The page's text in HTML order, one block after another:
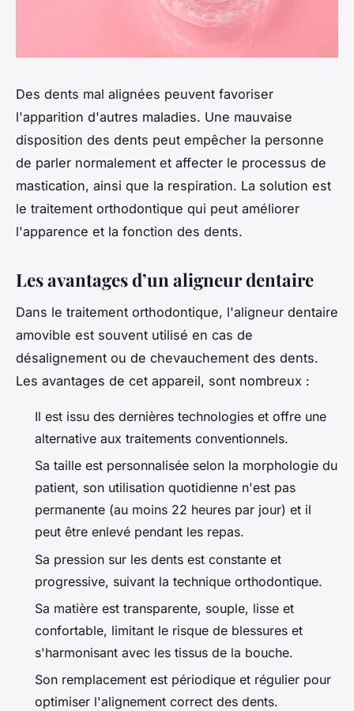
Des dents mal alignées peuvent favoriser
l'apparition d'autres maladies. Une mauvaise
disposition des dents peut empêcher la personne
de parler normalement et affecter le processus de
mastication, ainsi que la respiration. La solution est
le traitement orthodontique qui peut améliorer
l'apparence et la fonction des dents.
Les avantages d’un aligneur dentaire
Dans le traitement orthodontique, l'aligneur dentaire
amovible est souvent utilisé en cas de
désalignement ou de chevauchement des dents.
Les avantages de cet appareil, sont nombreux :
Il est issu des dernières technologies et offre une
alternative aux traitements conventionnels.
Sa taille est personnalisée selon la morphologie du
patient, son utilisation quotidienne n'est pas
permanente (au moins 22 heures par jour) et il
peut être enlevé pendant les repas.
Sa pression sur les dents est constante et
progressive, suivant la technique orthodontique.
Sa matière est transparente, souple, lisse et
confortable, limitant le risque de blessures et
s'harmonisant avec les tissus de la bouche.
Son remplacement est périodique et régulier pour
optimiser l'alignement correct des dents.